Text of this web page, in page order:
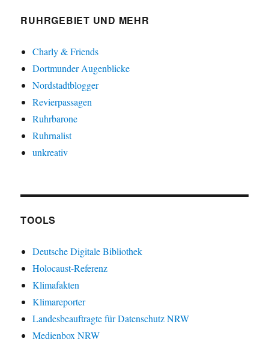
RUHRGEBIET UND MEHR
Charly & Friends
Dortmunder Augenblicke
Nordstadtblogger
Revierpassagen
Ruhrbarone
Ruhrnalist
unkreativ
TOOLS
Deutsche Digitale Bibliothek
Holocaust-Referenz
Klimafakten
Klimareporter
Landesbeauftragte für Datenschutz NRW
Medienbox NRW